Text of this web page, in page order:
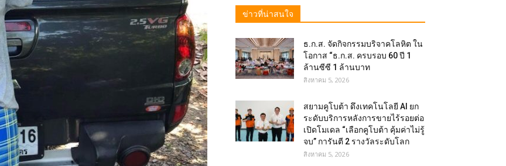
ข่าวที่น่าสนใจ
ธ.ก.ส. จัดกิจกรรมบริจาคโลหิต ใน
โอกาส “ธ.ก.ส. ครบรอบ 60 ปี 1
ล้านซีซี 1 ล้านบาท
สิงหาคม 5, 2026
สยามคูโบต้า ดึงเทคโนโลยี AI ยก
ระดับบริการหลังการขายไร้รอยต่อ
เปิดโมเดล “เลือกคูโบต้า คุ้มค่าไม่รู้
จบ” การันตี 2 รางวัลระดับโลก
สิงหาคม 5, 2026